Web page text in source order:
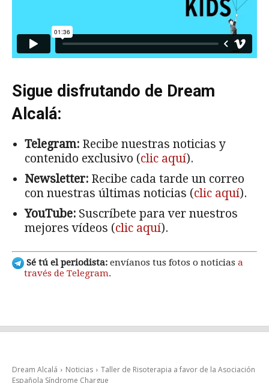
Sigue disfrutando de Dream
Alcalá:
Telegram: Recibe nuestras noticias y
contenido exclusivo (clic aquí).
Newsletter: Recibe cada tarde un correo
con nuestras últimas noticias (clic aquí).
YouTube: Suscríbete para ver nuestros
mejores vídeos (clic aquí).
Sé tú el periodista: envíanos tus fotos o noticias a
través de Telegram.